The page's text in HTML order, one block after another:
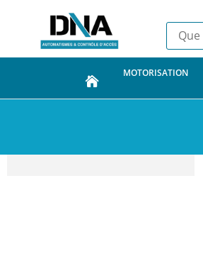
MOTORISATION